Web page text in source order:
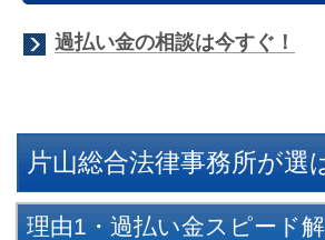
過払い金の相談は今すぐ！
片山総合法律事務所が選
理由1・過払い金スピード解